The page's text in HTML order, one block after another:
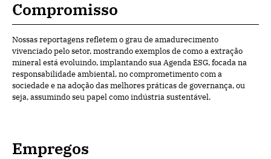
Compromisso
Nossas reportagens refletem o grau de amadurecimento
vivenciado pelo setor, mostrando exemplos de como a extração
mineral está evoluindo, implantando sua Agenda ESG, focada na
responsabilidade ambiental, no comprometimento com a
sociedade e na adoção das melhores práticas de governança, ou
seja, assumindo seu papel como indústria sustentável.
Empregos